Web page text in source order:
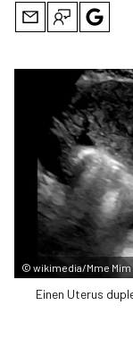
© wikimedia/Mme Mim
Einen Uterus